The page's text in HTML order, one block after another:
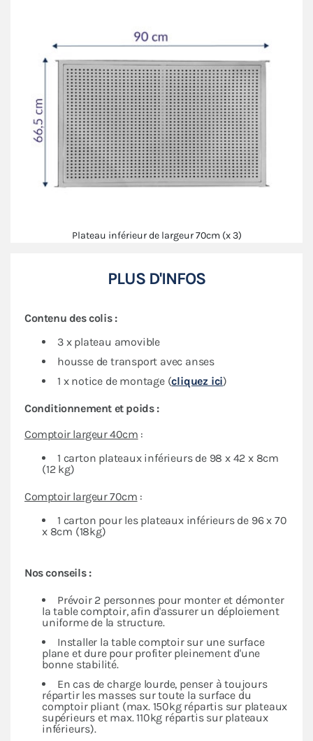
Plateau inférieur de largeur 70cm (x 3)
PLUS D'INFOS
Nos conseils :
Prévoir 2 personnes pour monter et démonter
la table comptoir, afin d'assurer un déploiement
uniforme de la structure.
Installer la table comptoir sur une surface
plane et dure pour profiter pleinement d'une
bonne stabilité.
En cas de charge lourde, penser à toujours
répartir les masses sur toute la surface du
comptoir pliant (max. 150kg répartis sur plateaux
supérieurs et max. 110kg répartis sur plateaux
inférieurs).
Contenu des colis :
3 x plateau amovible
housse de transport avec anses
1 x notice de montage (cliquez ici)
Conditionnement et poids :
Comptoir largeur 40cm :
1 carton plateaux inférieurs de 98 x 42 x 8cm
(12 kg)
Comptoir largeur 70cm :
1 carton pour les plateaux inférieurs de 96 x 70
x 8cm (18kg)